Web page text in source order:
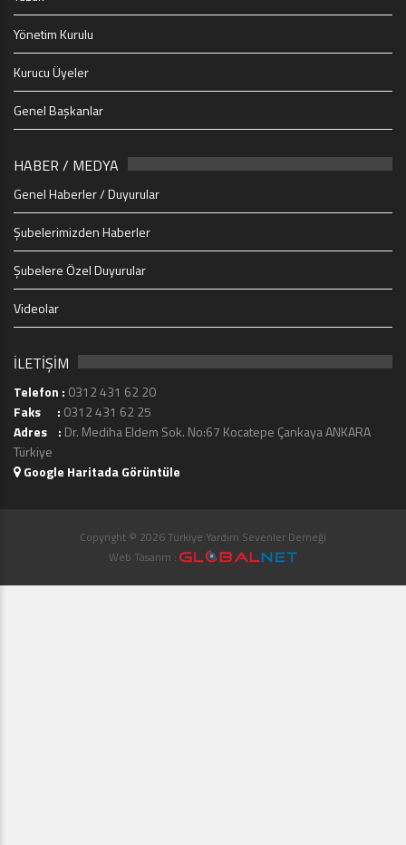
Yönetim Kurulu
Kurucu Üyeler
Genel Başkanlar
HABER / MEDYA
Genel Haberler / Duyurular
Şubelerimizden Haberler
Şubelere Özel Duyurular
Videolar
İLETİŞİM
Telefon : 0312 431 62 20
Faks : 0312 431 62 25
Adres : Dr. Mediha Eldem Sok. No:67 Kocatepe Çankaya ANKARA
Türkiye
Google Haritada Görüntüle
Copyright © 2026 Türkiye Yardım Sevenler Derneği
Web Tasarım :